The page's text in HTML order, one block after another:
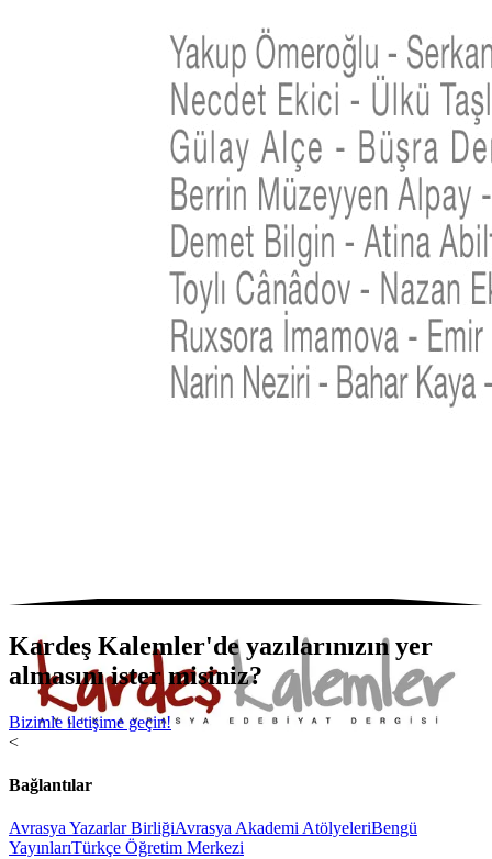
Kardeş Kalemler'de yazılarınızın yer
almasını ister misiniz?
Bizimle iletişime geçin!
<
Bağlantılar
Avrasya Yazarlar BirliğiAvrasya Akademi AtölyeleriBengü
YayınlarıTürkçe Öğretim Merkezi